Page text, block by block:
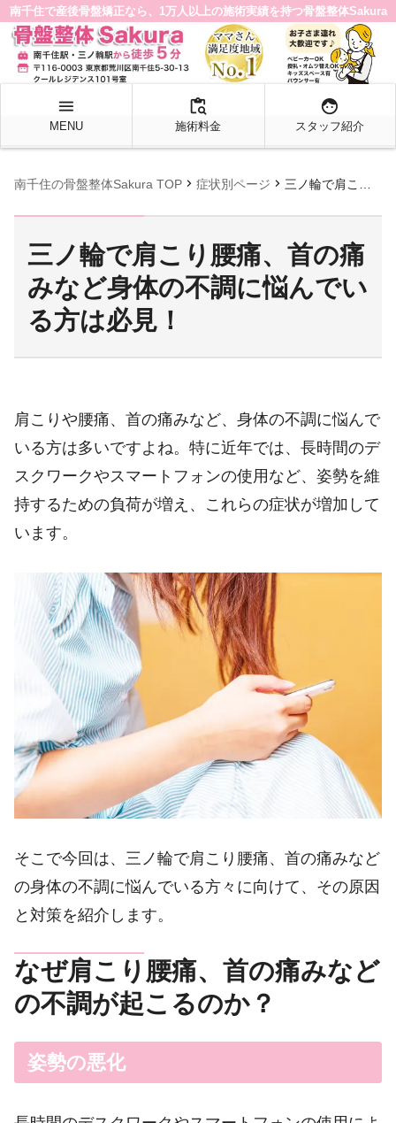
南千住で産後骨盤矯正なら、1万人以上の施術実績を持つ骨盤整体Sakura
menu
MENU
content_paste_search
施術料金
face
スタッフ紹介
南千住の骨盤整体Sakura TOP chevron_right 症状別ページ chevron_right 三ノ輪で肩こり腰痛、首の痛みなど身体の不調に悩んでいる方は必見！
三ノ輪で肩こり腰痛、首の痛
みなど身体の不調に悩んでい
る方は必見！
肩こりや腰痛、首の痛みなど、身体の不調に悩んで
いる方は多いですよね。特に近年では、長時間のデ
スクワークやスマートフォンの使用など、姿勢を維
持するための負荷が増え、これらの症状が増加して
います。
そこで今回は、三ノ輪で肩こり腰痛、首の痛みなど
の身体の不調に悩んでいる方々に向けて、その原因
と対策を紹介します。
なぜ肩こり腰痛、首の痛みなど
の不調が起こるのか？
姿勢の悪化